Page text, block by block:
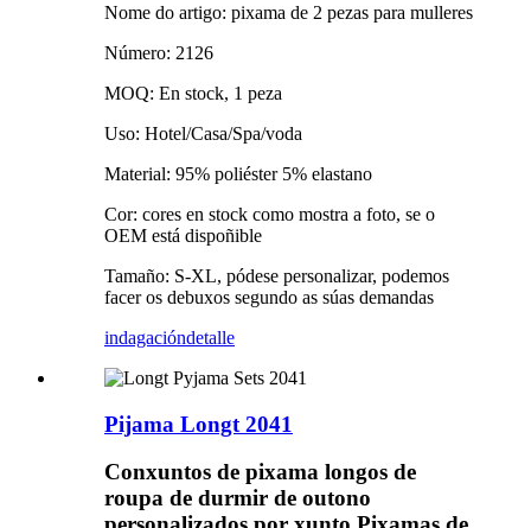
Nome do artigo: pixama de 2 pezas para mulleres
Número: 2126
MOQ: En stock, 1 peza
Uso: Hotel/Casa/Spa/voda
Material: 95% poliéster 5% elastano
Cor: cores en stock como mostra a foto, se o
OEM está dispoñible
Tamaño: S-XL, pódese personalizar, podemos
facer os debuxos segundo as súas demandas
indagacióndetalle
Pijama Longt 2041
Conxuntos de pixama longos de
roupa de durmir de outono